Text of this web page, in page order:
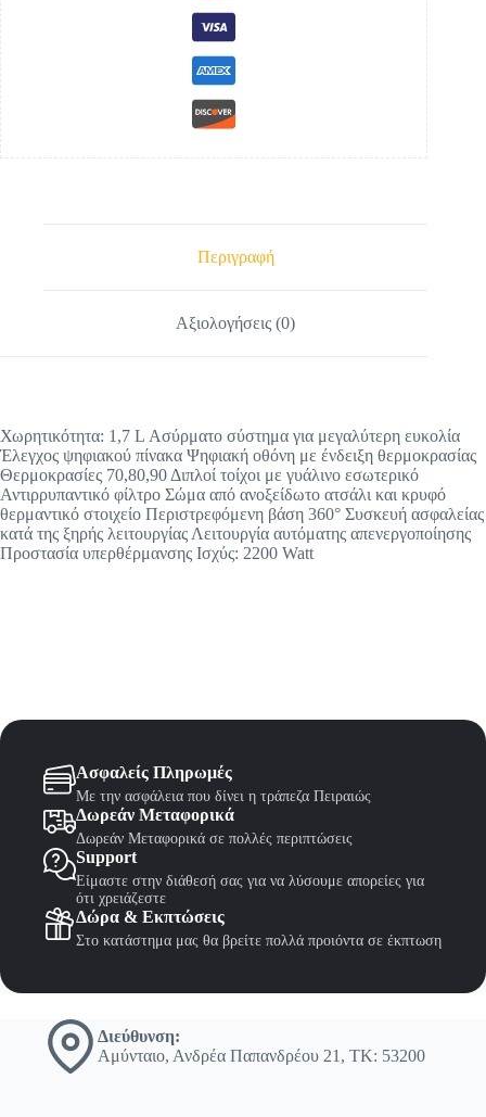
Περιγραφή
Αξιολογήσεις (0)
Χωρητικότητα: 1,7 L Ασύρματο σύστημα για μεγαλύτερη ευκολία
Έλεγχος ψηφιακού πίνακα Ψηφιακή οθόνη με ένδειξη θερμοκρασίας
Θερμοκρασίες 70,80,90 Διπλοί τοίχοι με γυάλινο εσωτερικό
Αντιρρυπαντικό φίλτρο Σώμα από ανοξείδωτο ατσάλι και κρυφό
θερμαντικό στοιχείο Περιστρεφόμενη βάση 360° Συσκευή ασφαλείας
κατά της ξηρής λειτουργίας Λειτουργία αυτόματης απενεργοποίησης
Προστασία υπερθέρμανσης Ισχύς: 2200 Watt
Ασφαλείς Πληρωμές
Με την ασφάλεια που δίνει η τράπεζα Πειραιώς
Δωρεάν Μεταφορικά
Δωρεάν Μεταφορικά σε πολλές περιπτώσεις
Support
Είμαστε στην διάθεσή σας για να λύσουμε απορείες για
ότι χρειάζεστε
Δώρα & Εκπτώσεις
Στο κατάστημα μας θα βρείτε πολλά προιόντα σε έκπτωση
Διεύθυνση:
Αμύνταιο, Ανδρέα Παπανδρέου 21, ΤΚ: 53200